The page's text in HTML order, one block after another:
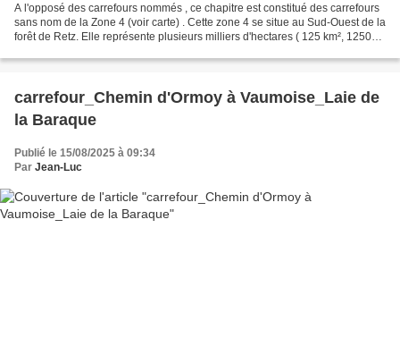
A l'opposé des carrefours nommés , ce chapitre est constitué des carrefours
sans nom de la Zone 4 (voir carte) . Cette zone 4 se situe au Sud-Ouest de la
forêt de Retz. Elle représente plusieurs milliers d'hectares ( 125 km², 125000
carrefour_Chemin d'Ormoy à Vaumoise_Laie de
la Baraque
Publié le 15/08/2025 à 09:34
Par Jean-Luc